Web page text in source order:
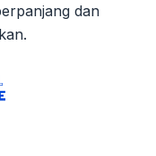
dan